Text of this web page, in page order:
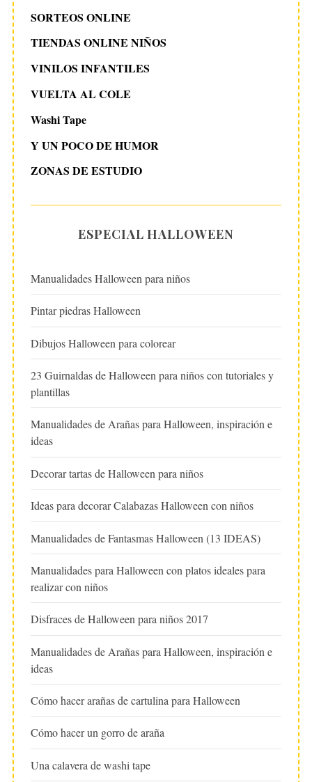
SORTEOS ONLINE
TIENDAS ONLINE NIÑOS
VINILOS INFANTILES
VUELTA AL COLE
Washi Tape
Y UN POCO DE HUMOR
ZONAS DE ESTUDIO
ESPECIAL HALLOWEEN
Manualidades Halloween para niños
Pintar piedras Halloween
Dibujos Halloween para colorear
23 Guirnaldas de Halloween para niños con tutoriales y
plantillas
Manualidades de Arañas para Halloween, inspiración e
ideas
Decorar tartas de Halloween para niños
Ideas para decorar Calabazas Halloween con niños
Manualidades de Fantasmas Halloween (13 IDEAS)
Manualidades para Halloween con platos ideales para
realizar con niños
Disfraces de Halloween para niños 2017
Manualidades de Arañas para Halloween, inspiración e
ideas
Cómo hacer arañas de cartulina para Halloween
Cómo hacer un gorro de araña
Una calavera de washi tape